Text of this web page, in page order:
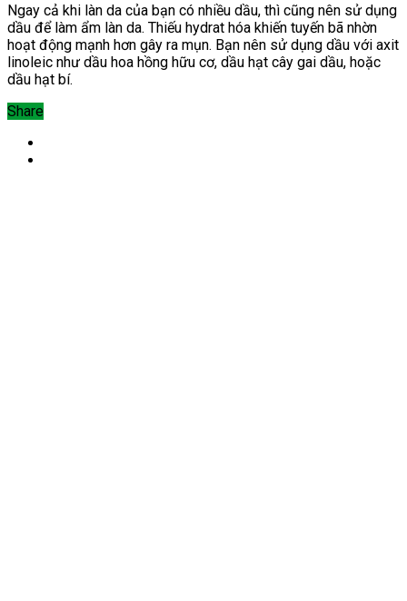
Ngay cả khi làn da của bạn có nhiều dầu, thì cũng nên sử dụng
dầu để làm ẩm làn da. Thiếu hydrat hóa khiến tuyến bã nhờn
hoạt động mạnh hơn gây ra mụn. Bạn nên sử dụng dầu với axit
linoleic như dầu hoa hồng hữu cơ, dầu hạt cây gai dầu, hoặc
dầu hạt bí.
Share